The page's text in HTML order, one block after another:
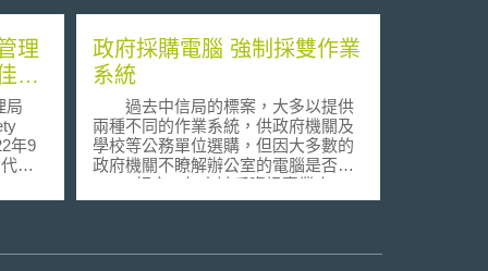
理
實
局
年9
車
政府採購電腦 強制採雙作業
系統
過去中信局的標案，大多以提供
兩種不同的作業系統，供政府機關及
學校等公務單位選購，但因大多數的
政府機關不瞭解辦公室的電腦是否與
Linux 相容，加上缺乏資訊專業人
員，最後絕大多數仍以採購視窗作業